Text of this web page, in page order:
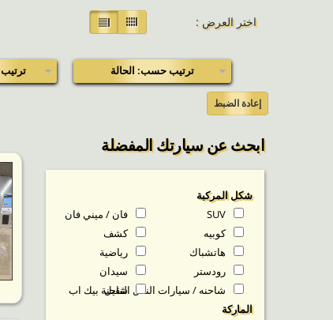
اختر العرض :
ترتيب حسب: الحالة
إعادة الضبط
ابحث عن سيارتك المفضلة
شكل المركبة
فان / ميني فان
كوبيه
كشف
هاتشباك
رياضية
رودستر
سيدان
شاحنه / سيارات النقل الثقيلشاحنة بيك اب
الماركة